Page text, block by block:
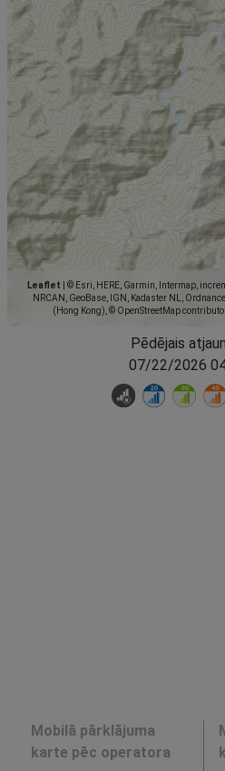
Leaflet
© Esri, HERE, Garmin, Intermap,
NRCAN, GeoBase, IGN, Kadaster NL,
(Hong Kong), © OpenStreetMap
Pēdējais
07/22/2026
Mobilā pārklājuma
karte pēc operatora